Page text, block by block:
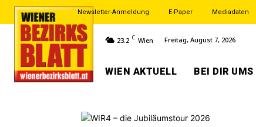
Newsletter-Anmeldung E-Paper Mediadaten
23.2 C Wien Freitag, August 7, 2026
WIEN AKTUELL BEI DIR UMS